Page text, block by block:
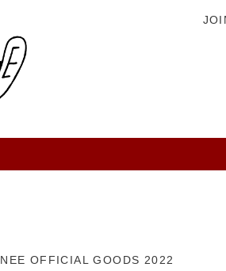
NEE OFFICIAL GOODS 2022